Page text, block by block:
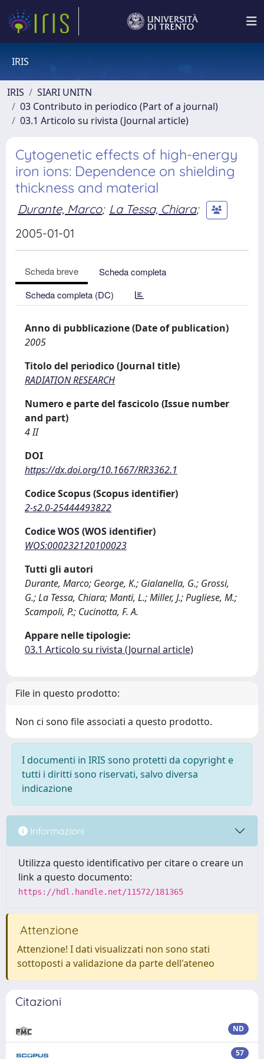
IRIS
IRIS
SIARI UNITN
03 Contributo in periodico (Part of a journal)
03.1 Articolo su rivista (Journal article)
Cytogenetic effects of high-energy
iron ions: Dependence on shielding
thickness and material
Durante, Marco; La Tessa, Chiara;
2005-01-01
Scheda breve
Scheda completa
Scheda completa (DC)
Anno di pubblicazione (Date of publication)
2005
Titolo del periodico (Journal title)
RADIATION RESEARCH
Numero e parte del fascicolo (Issue number
and part)
4 II
DOI
https://dx.doi.org/10.1667/RR3362.1
Codice Scopus (Scopus identifier)
2-s2.0-25444493822
Codice WOS (WOS identifier)
WOS:000232120100023
Tutti gli autori
Durante, Marco; George, K.; Gialanella, G.; Grossi,
G.; La Tessa, Chiara; Manti, L.; Miller, J.; Pugliese, M.;
Scampoli, P.; Cucinotta, F. A.
Appare nelle tipologie:
03.1 Articolo su rivista (Journal article)
File in questo prodotto:
Non ci sono file associati a questo prodotto.
I documenti in IRIS sono protetti da copyright e
tutti i diritti sono riservati, salvo diversa
indicazione
Informazioni
Utilizza questo identificativo per citare o creare un
link a questo documento:
https://hdl.handle.net/11572/181365
Attenzione
Attenzione! I dati visualizzati non sono stati
sottoposti a validazione da parte dell'ateneo
Citazioni
ND
57